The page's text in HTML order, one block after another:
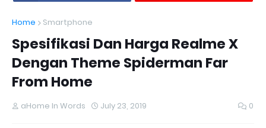
Home Smartphone
Spesifikasi Dan Harga Realme X
Dengan Theme Spiderman Far
From Home
aHome In Words July 23, 2019 0